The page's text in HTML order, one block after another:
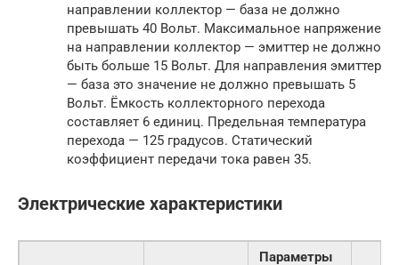
направлении коллектор — база не должно
превышать 40 Вольт. Максимальное напряжение
на направлении коллектор — эмиттер не должно
быть больше 15 Вольт. Для направления эмиттер
— база это значение не должно превышать 5
Вольт. Ёмкость коллекторного перехода
составляет 6 единиц. Предельная температура
перехода — 125 градусов. Статический
коэффициент передачи тока равен 35.
Электрические характеристики
Параметры